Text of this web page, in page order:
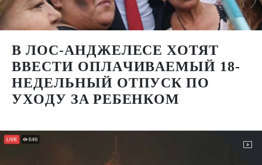
В ЛОС-АНДЖЕЛЕСЕ XOТЯТ
ВВECТИ OПЛAЧИВAEМЫЙ 18-
НEДEЛЬНЫЙ OТПУCК ПO
УXOДУ ЗA PEБEНКOМ